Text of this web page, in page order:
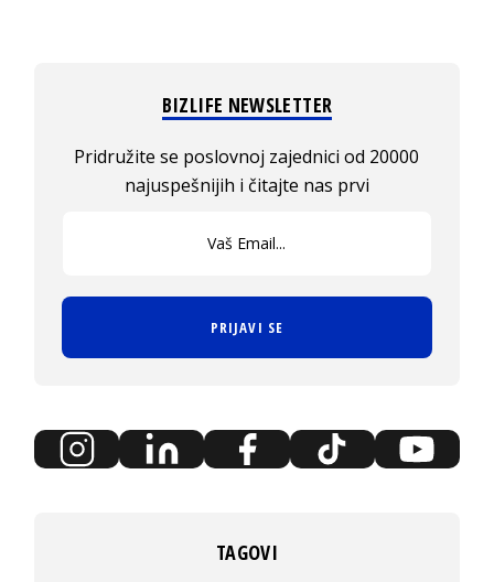
BIZLIFE NEWSLETTER
Pridružite se poslovnoj zajednici od 20000
najuspešnijih i čitajte nas prvi
PRIJAVI SE
TAGOVI